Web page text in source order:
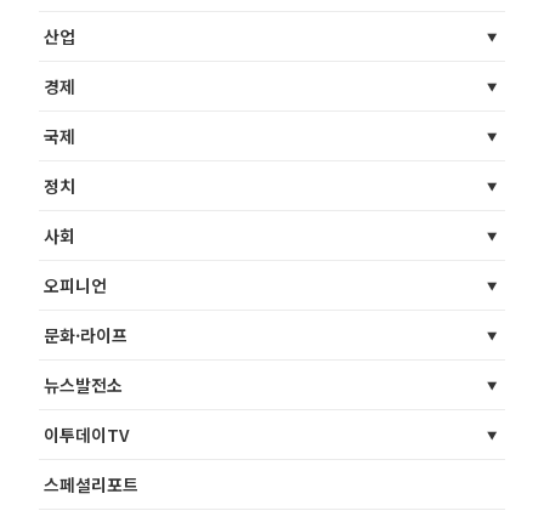
산업
경제
국제
정치
사회
오피니언
문화·라이프
뉴스발전소
이투데이TV
스페셜리포트